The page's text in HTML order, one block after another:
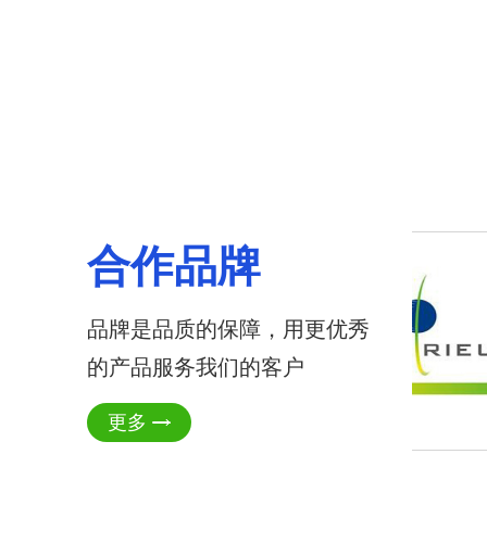
合作品牌
品牌是品质的保障，用更优秀
的产品服务我们的客户
更多